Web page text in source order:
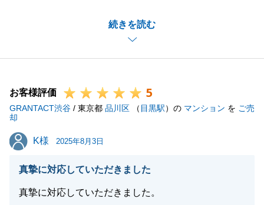
続きを読む
Ｕ様との二人三脚で、スムーズにご売却手続きを終え
ることができたと感じております。
にご相談いただけますと幸いです。
どうぞよろしくお願いいたします。
お客様評価 5
GRANTACT渋谷 / 東京都 品川区 （ 目黒駅）の マンション を ご売
却
K様
K様 2025年8月3日
真摯に対応していただきました
真摯に対応していただきました。